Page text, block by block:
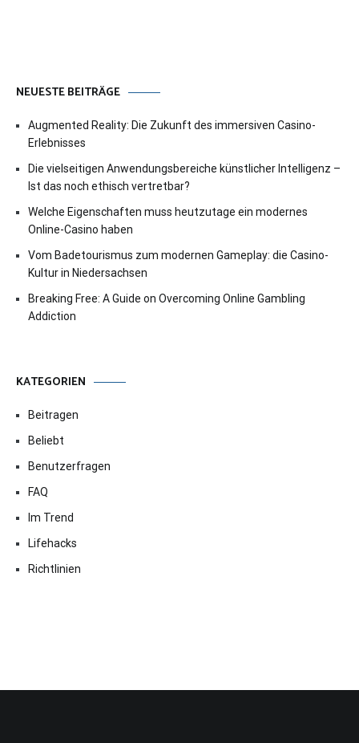
NEUESTE BEITRÄGE
Augmented Reality: Die Zukunft des immersiven Casino-
Erlebnisses
Die vielseitigen Anwendungsbereiche künstlicher Intelligenz –
Ist das noch ethisch vertretbar?
Welche Eigenschaften muss heutzutage ein modernes
Online-Casino haben
Vom Badetourismus zum modernen Gameplay: die Casino-
Kultur in Niedersachsen
Breaking Free: A Guide on Overcoming Online Gambling
Addiction
KATEGORIEN
Beitragen
Beliebt
Benutzerfragen
FAQ
Im Trend
Lifehacks
Richtlinien